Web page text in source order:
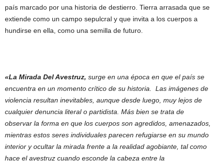
país marcado por una historia de destierro. Tierra arrasada que se
extiende como un campo sepulcral y que invita a los cuerpos a
hundirse en ella, como una semilla de futuro.
«La Mirada Del Avestruz, surge en una época en que el país se
encuentra en un momento crítico de su historia. Las imágenes de
violencia resultan inevitables, aunque desde luego, muy lejos de
cualquier denuncia literal o partidista. Más bien se trata de
observar la forma en que los cuerpos son agredidos, amenazados,
mientras estos seres individuales parecen refugiarse en su mundo
interior y ocultar la mirada frente a la realidad agobiante, tal como
hace el avestruz cuando esconde la cabeza entre la